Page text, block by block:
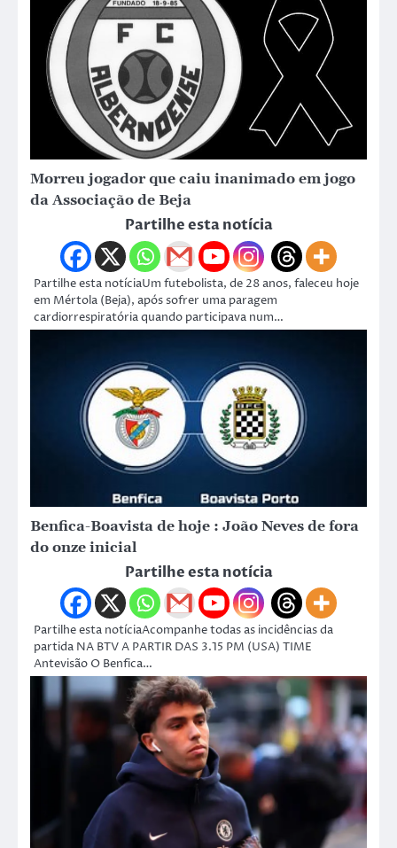
Morreu jogador que caiu inanimado em jogo
da Associação de Beja
Partilhe esta notícia
Partilhe esta notíciaUm futebolista, de 28 anos, faleceu hoje
em Mértola (Beja), após sofrer uma paragem
cardiorrespiratória quando participava num…
Benfica-Boavista de hoje : João Neves de fora
do onze inicial
Partilhe esta notícia
Partilhe esta notíciaAcompanhe todas as incidências da
partida NA BTV A PARTIR DAS 3.15 PM (USA) TIME
Antevisão O Benfica…